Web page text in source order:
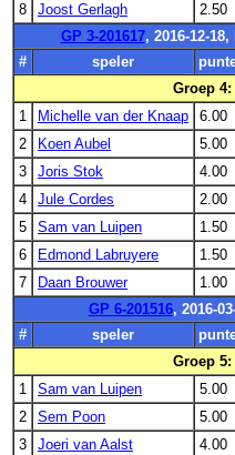
8
Joost Gerlagh 2.50
GP 3-201617, 2016-12-
#
speler
Groep 4:
1
Michelle van der Knaap 6.00
2
Koen Aubel 5.00
3
Joris Stok 4.00
4
Jule Cordes 2.00
5
Sam van Luipen 1.50
6
Edmond Labruyere 1.50
7
Daan Brouwer 1.00
GP 6-201516, 2016-
#
speler
Groep 5:
1
Sam van Luipen 5.00
2
Sem Poon 5.00
3
Joeri van Aalst 4.00